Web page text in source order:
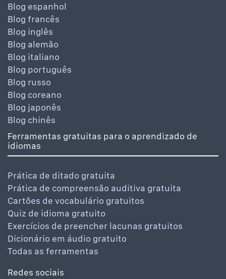
Blog espanhol
Blog francês
Blog inglês
Blog alemão
Blog italiano
Blog português
Blog russo
Blog coreano
Blog japonês
Blog chinês
Ferramentas gratuitas para o aprendizado de
idiomas
Prática de ditado gratuita
Prática de compreensão auditiva gratuita
Cartões de vocabulário gratuitos
Quiz de idioma gratuito
Exercícios de preencher lacunas gratuitos
Dicionário em áudio gratuito
Todas as ferramentas
Redes sociais